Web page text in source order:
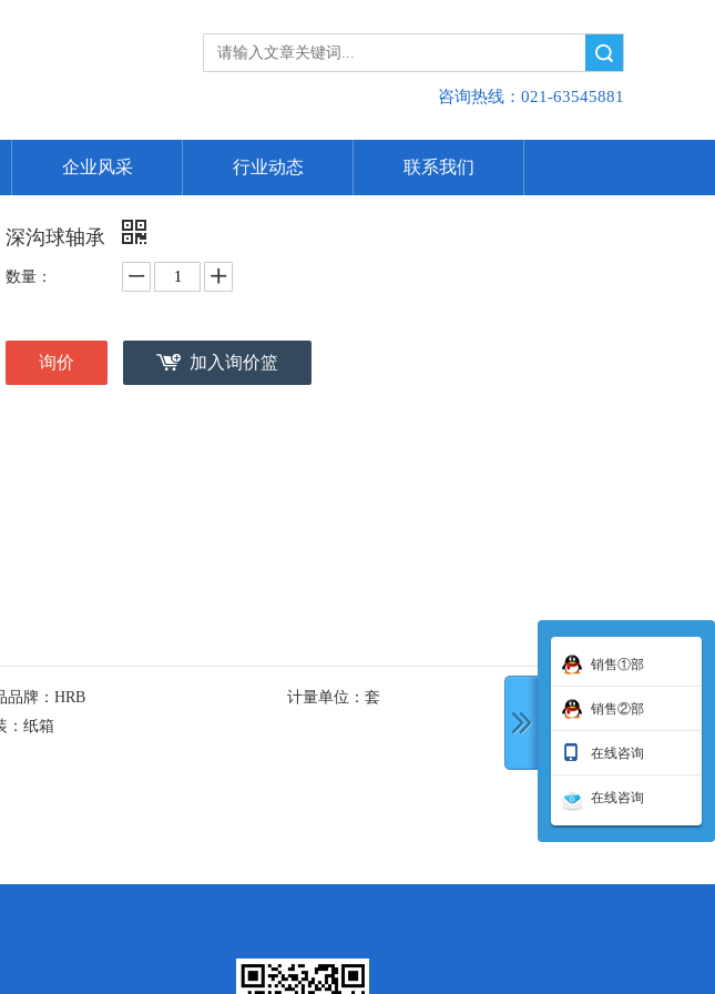
咨询热线：021-63545881
企业风采 行业动态 联系我们
深沟球轴承
数量：
询价 加入询价篮
品牌： HRB 计量单位： 套
： 纸箱
下一条:
销售①部
销售②部
在线咨询
在线咨询